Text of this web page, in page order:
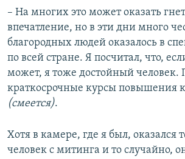
– На многих это может оказать
впечатление, но в эти дни много
благородных людей оказалось в
по всей стране. Я посчитал, что,
может, я тоже достойный человек.
краткосрочные курсы повышения
(смеется).
Хотя в камере, где я был, оказался
человек с митинга и то случайно,